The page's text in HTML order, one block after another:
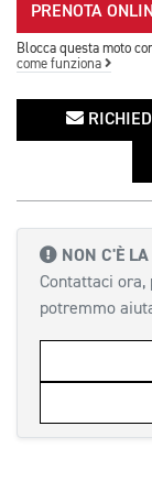
PRENOTA
Blocca questa moto
come funziona
NON C'È
Contattaci ora,
potremmo